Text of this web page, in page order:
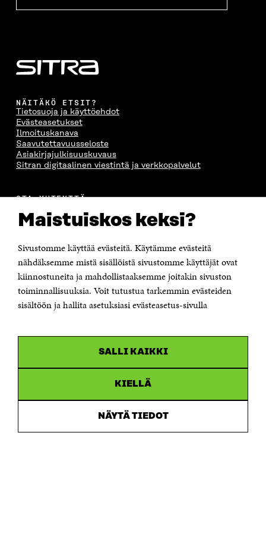
Maistuiskos keksi?
Sivustomme käyttää evästeitä. Käytämme evästeitä
nähdäksemme mistä sisällöistä sivustomme käyttäjät ovat
kiinnostuneita ja mahdollistaaksemme joitakin sivuston
toiminnallisuuksia. Voit tutustua tarkemmin evästeiden
sisältöön ja hallita asetuksiasi evästeasetus-sivulla
SALLI KAIKKI
KIELLÄ
NÄYTÄ TIEDOT
NÄITÄKÖ ETSIT?
Tietosuoja ja käyttöehdot
Evästeasetukset
Ilmoituskanava
Saavutettavuusseloste
Asiakirjajulkisuuskuvaus
Sitran digitaalinen viestintä ja verkkopalvelut
OTA YHTEYTTÄ
Itämerenkatu 11-13, PL 160,
00181 Helsinki
Puhelin +358 294 618 991
Sähköpostiosoite
Saapumisohjeet
Y-tunnus 0202132-3
ikkunassaInstagram